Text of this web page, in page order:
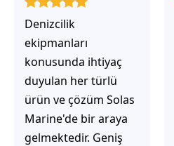
Solas Marine ailesine,
başta Aykut Bey ve
Ayhan Bey olmak
üzere, göstermiş
oldukları güven,
samimiyet, destek ve
değerli iş birliği için